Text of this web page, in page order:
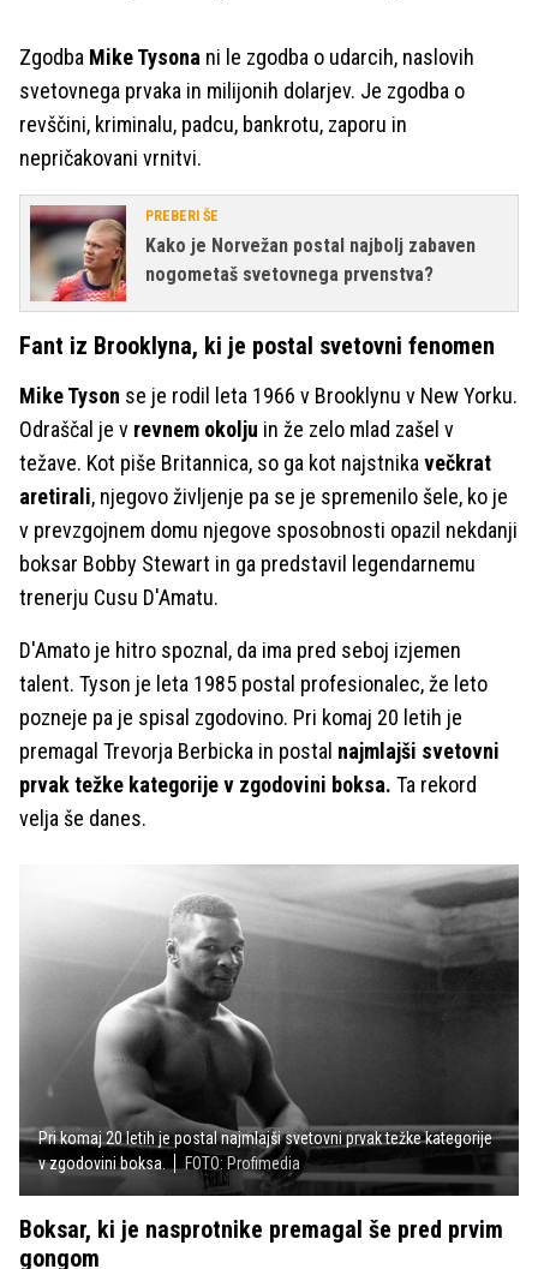
Zgodba Mike Tysona ni le zgodba o udarcih, naslovih
svetovnega prvaka in milijonih dolarjev. Je zgodba o
revščini, kriminalu, padcu, bankrotu, zaporu in
nepričakovani vrnitvi.
PREBERI ŠE
Kako je Norvežan postal najbolj zabaven
nogometaš svetovnega prvenstva?
Fant iz Brooklyna, ki je postal svetovni fenomen
Mike Tyson se je rodil leta 1966 v Brooklynu v New Yorku.
Odraščal je v revnem okolju in že zelo mlad zašel v
težave. Kot piše Britannica, so ga kot najstnika večkrat
aretirali, njegovo življenje pa se je spremenilo šele, ko je
v prevzgojnem domu njegove sposobnosti opazil nekdanji
boksar Bobby Stewart in ga predstavil legendarnemu
trenerju Cusu D'Amatu.
D'Amato je hitro spoznal, da ima pred seboj izjemen
talent. Tyson je leta 1985 postal profesionalec, že leto
pozneje pa je spisal zgodovino. Pri komaj 20 letih je
premagal Trevorja Berbicka in postal najmlajši svetovni
prvak težke kategorije v zgodovini boksa. Ta rekord
velja še danes.
Pri komaj 20 letih je postal najmlajši svetovni prvak težke kategorije
v zgodovini boksa.
FOTO: Profimedia
Boksar, ki je nasprotnike premagal še pred prvim
gongom